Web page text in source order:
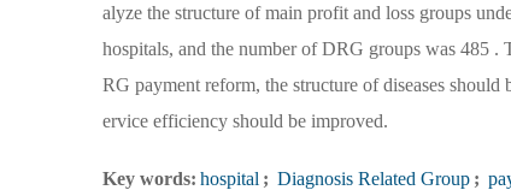
alyze the structure of main profit and loss groups
hospitals, and the number of DRG groups was 485 .
RG payment reform, the structure of diseases
ervice efficiency should be improved.
Key words: hospital ; Diagnosis Related Group ;